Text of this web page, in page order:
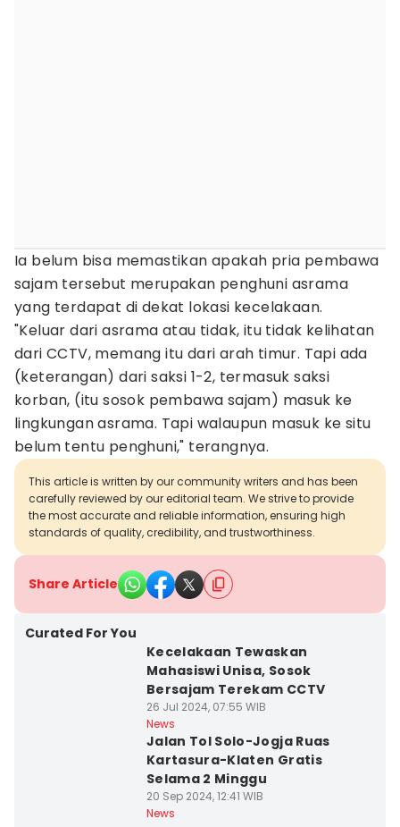
Ia belum bisa memastikan apakah pria pembawa
sajam tersebut merupakan penghuni asrama
yang terdapat di dekat lokasi kecelakaan.
"Keluar dari asrama atau tidak, itu tidak kelihatan
dari CCTV, memang itu dari arah timur. Tapi ada
(keterangan) dari saksi 1-2, termasuk saksi
korban, (itu sosok pembawa sajam) masuk ke
lingkungan asrama. Tapi walaupun masuk ke situ
belum tentu penghuni," terangnya.
This article is written by our community writers and has been
carefully reviewed by our editorial team. We strive to provide
the most accurate and reliable information, ensuring high
standards of quality, credibility, and trustworthiness.
Share Article
Curated For You
Kecelakaan Tewaskan
Mahasiswi Unisa, Sosok
Bersajam Terekam CCTV
26 Jul 2024, 07:55 WIB
News
Jalan Tol Solo-Jogja Ruas
Kartasura-Klaten Gratis
Selama 2 Minggu
20 Sep 2024, 12:41 WIB
News